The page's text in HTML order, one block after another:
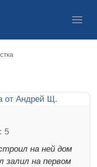
на ней дом
залил на первом